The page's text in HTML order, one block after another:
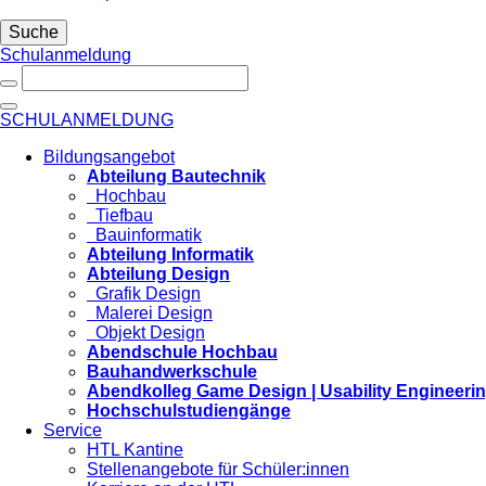
Suche
Schulanmeldung
SCHULANMELDUNG
Bildungsangebot
Abteilung Bautechnik
Hochbau
Tiefbau
Bauinformatik
Abteilung Informatik
Abteilung Design
Grafik Design
Malerei Design
Objekt Design
Abendschule Hochbau
Bauhandwerkschule
Abendkolleg Game Design | Usability
Hochschulstudiengänge
Service
HTL Kantine
Stellenangebote für Schüler:innen